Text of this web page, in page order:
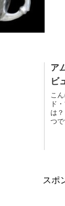
ア
ビ
こ
ド
は
つ
スポ